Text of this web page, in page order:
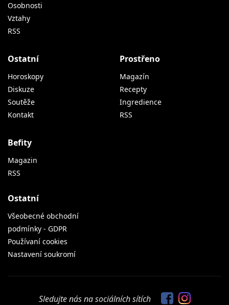
Osobnosti
Vztahy
RSS
Ostatní
Horoskopy
Diskuze
Soutěže
Kontakt
Prostřeno
Magazín
Recepty
Ingredience
RSS
Befity
Magazin
RSS
Ostatní
Všeobecné obchodní
podmínky - GDPR
Používaní cookies
Nastavení soukromí
Sledujte nás na sociálních sítích